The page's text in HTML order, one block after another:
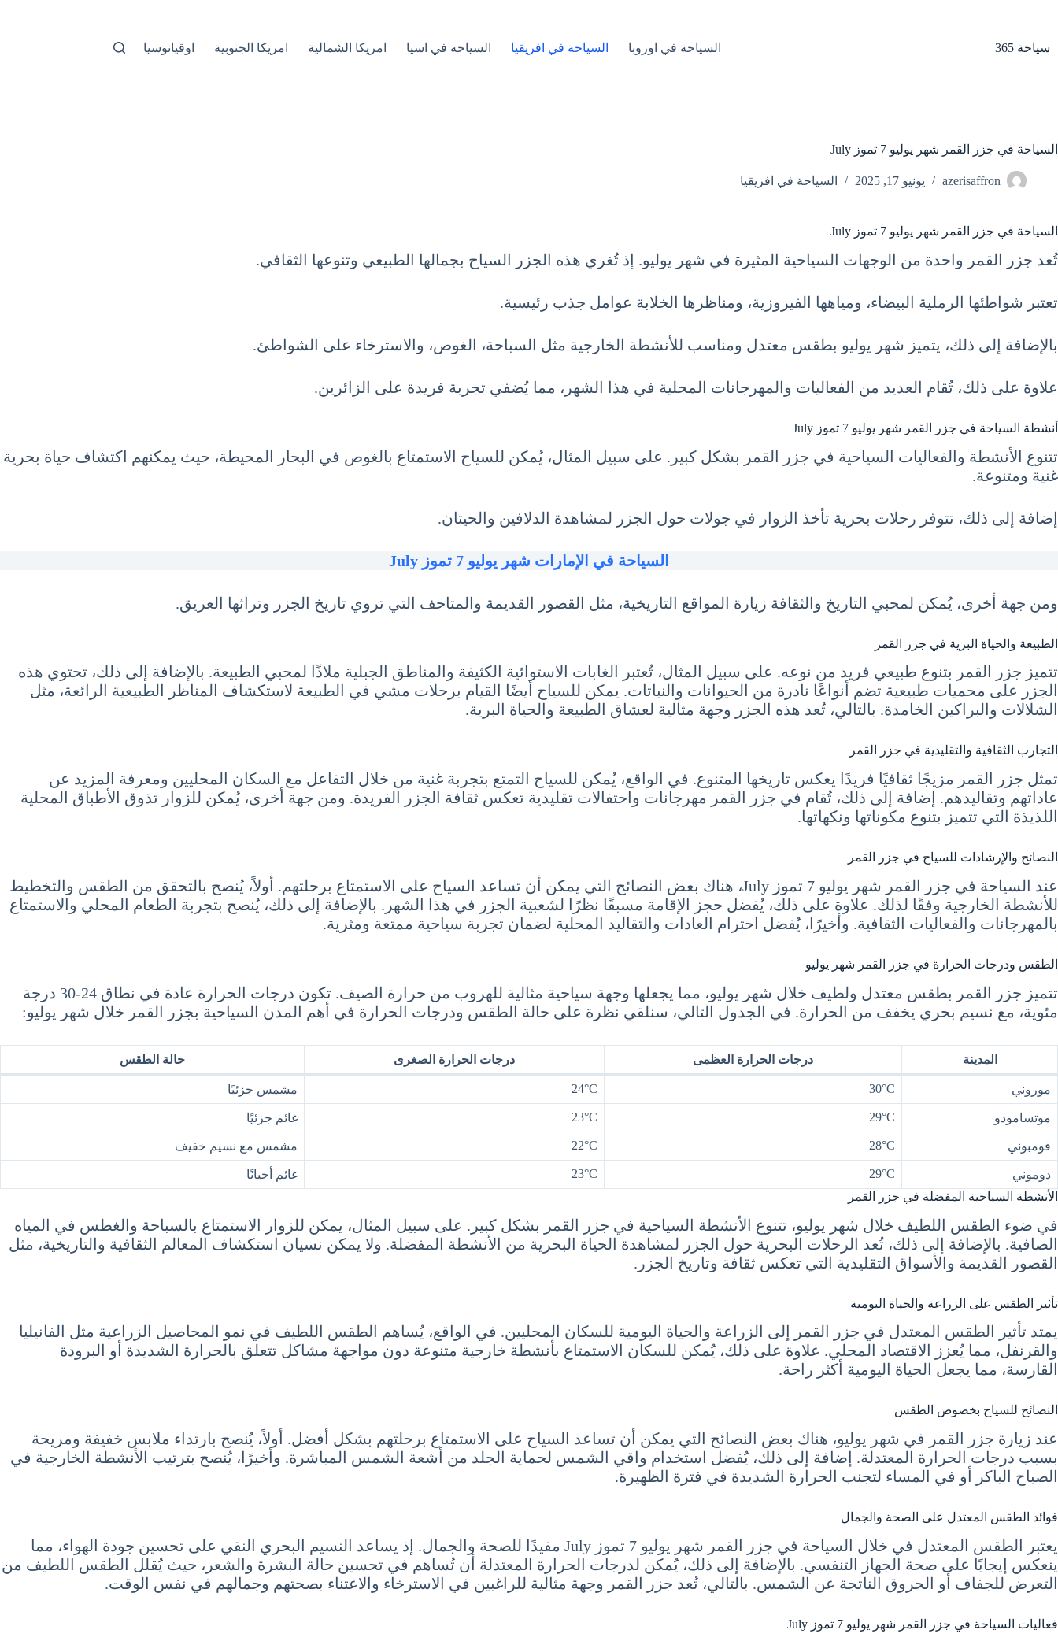
سياحة 365 السياحة في اوروبا السياحة في افريقيا السياحة في اسيا امريكا الشمالية امريكا الجنوبية اوقيانوسيا
السياحة في جزر القمر شهر يوليو 7 تموز July
azerisaffron يونيو 17, 2025 السياحة في افريقيا
السياحة في جزر القمر شهر يوليو 7 تموز July
تُعد جزر القمر واحدة من الوجهات السياحية المثيرة في شهر يوليو. إذ تُغري هذه الجزر السياح بجمالها الطبيعي وتنوعها الثقافي.
تعتبر شواطئها الرملية البيضاء، ومياهها الفيروزية، ومناظرها الخلابة عوامل جذب رئيسية.
بالإضافة إلى ذلك، يتميز شهر يوليو بطقس معتدل ومناسب للأنشطة الخارجية مثل السباحة، الغوص، والاسترخاء على الشواطئ.
علاوة على ذلك، تُقام العديد من الفعاليات والمهرجانات المحلية في هذا الشهر، مما يُضفي تجربة فريدة على الزائرين.
أنشطة السياحة في جزر القمر شهر يوليو 7 تموز July
تتنوع الأنشطة والفعاليات السياحية في جزر القمر بشكل كبير. على سبيل المثال، يُمكن للسياح الاستمتاع بالغوص في البحار المحيطة، حيث يمكنهم اكتشاف حياة بحرية
غنية ومتنوعة.
إضافة إلى ذلك، تتوفر رحلات بحرية تأخذ الزوار في جولات حول الجزر لمشاهدة الدلافين والحيتان.
السياحة في الإمارات شهر يوليو 7 تموز July
ومن جهة أخرى، يُمكن لمحبي التاريخ والثقافة زيارة المواقع التاريخية، مثل القصور القديمة والمتاحف التي تروي تاريخ الجزر وتراثها العريق.
الطبيعة والحياة البرية في جزر القمر
تتميز جزر القمر بتنوع طبيعي فريد من نوعه. على سبيل المثال، تُعتبر الغابات الاستوائية الكثيفة والمناطق الجبلية ملاذًا لمحبي الطبيعة. بالإضافة إلى ذلك، تحتوي هذه
الجزر على محميات طبيعية تضم أنواعًا نادرة من الحيوانات والنباتات. يمكن للسياح أيضًا القيام برحلات مشي في الطبيعة لاستكشاف المناظر الطبيعية الرائعة، مثل
الشلالات والبراكين الخامدة. بالتالي، تُعد هذه الجزر وجهة مثالية لعشاق الطبيعة والحياة البرية.
التجارب الثقافية والتقليدية في جزر القمر
تمثل جزر القمر مزيجًا ثقافيًا فريدًا يعكس تاريخها المتنوع. في الواقع، يُمكن للسياح التمتع بتجربة غنية من خلال التفاعل مع السكان المحليين ومعرفة المزيد عن
عاداتهم وتقاليدهم. إضافة إلى ذلك، تُقام في جزر القمر مهرجانات واحتفالات تقليدية تعكس ثقافة الجزر الفريدة. ومن جهة أخرى، يُمكن للزوار تذوق الأطباق المحلية
اللذيذة التي تتميز بتنوع مكوناتها ونكهاتها.
النصائح والإرشادات للسياح في جزر القمر
عند السياحة في جزر القمر شهر يوليو 7 تموز July، هناك بعض النصائح التي يمكن أن تساعد السياح على الاستمتاع برحلتهم. أولاً، يُنصح بالتحقق من الطقس والتخطيط
للأنشطة الخارجية وفقًا لذلك. علاوة على ذلك، يُفضل حجز الإقامة مسبقًا نظرًا لشعبية الجزر في هذا الشهر. بالإضافة إلى ذلك، يُنصح بتجربة الطعام المحلي والاستمتاع
بالمهرجانات والفعاليات الثقافية. وأخيرًا، يُفضل احترام العادات والتقاليد المحلية لضمان تجربة سياحية ممتعة ومثرية.
الطقس ودرجات الحرارة في جزر القمر شهر يوليو
تتميز جزر القمر بطقس معتدل ولطيف خلال شهر يوليو، مما يجعلها وجهة سياحية مثالية للهروب من حرارة الصيف. تكون درجات الحرارة عادة في نطاق 24-30 درجة
مئوية، مع نسيم بحري يخفف من الحرارة. في الجدول التالي، سنلقي نظرة على حالة الطقس ودرجات الحرارة في أهم المدن السياحية بجزر القمر خلال شهر يوليو:
المدينة درجات الحرارة العظمى درجات الحرارة الصغرى حالة الطقس
موروني 30°C
24°C مشمس جزئيًا
موتسامودو 29°C
23°C غائم جزئيًا
فومبوني 28°C
22°C مشمس مع نسيم خفيف
دوموني 29°C
23°C
غائم أحيانًا
الأنشطة السياحية المفضلة في جزر القمر
في ضوء الطقس اللطيف خلال شهر يوليو، تتنوع الأنشطة السياحية في جزر القمر بشكل كبير. على سبيل المثال، يمكن للزوار الاستمتاع بالسباحة والغطس في المياه
الصافية. بالإضافة إلى ذلك، تُعد الرحلات البحرية حول الجزر لمشاهدة الحياة البحرية من الأنشطة المفضلة. ولا يمكن نسيان استكشاف المعالم الثقافية والتاريخية، مثل
القصور القديمة والأسواق التقليدية التي تعكس ثقافة وتاريخ الجزر.
تأثير الطقس على الزراعة والحياة اليومية
يمتد تأثير الطقس المعتدل في جزر القمر إلى الزراعة والحياة اليومية للسكان المحليين. في الواقع، يُساهم الطقس اللطيف في نمو المحاصيل الزراعية مثل الفانيليا
والقرنفل، مما يُعزز الاقتصاد المحلي. علاوة على ذلك، يُمكن للسكان الاستمتاع بأنشطة خارجية متنوعة دون مواجهة مشاكل تتعلق بالحرارة الشديدة أو البرودة
القارسة، مما يجعل الحياة اليومية أكثر راحة.
النصائح للسياح بخصوص الطقس
عند زيارة جزر القمر في شهر يوليو، هناك بعض النصائح التي يمكن أن تساعد السياح على الاستمتاع برحلتهم بشكل أفضل. أولاً، يُنصح بارتداء ملابس خفيفة ومريحة
بسبب درجات الحرارة المعتدلة. إضافة إلى ذلك، يُفضل استخدام واقي الشمس لحماية الجلد من أشعة الشمس المباشرة. وأخيرًا، يُنصح بترتيب الأنشطة الخارجية في
الصباح الباكر أو في المساء لتجنب الحرارة الشديدة في فترة الظهيرة.
فوائد الطقس المعتدل على الصحة والجمال
يعتبر الطقس المعتدل في خلال السياحة في جزر القمر شهر يوليو 7 تموز July مفيدًا للصحة والجمال. إذ يساعد النسيم البحري النقي على تحسين جودة الهواء، مما
ينعكس إيجابًا على صحة الجهاز التنفسي. بالإضافة إلى ذلك، يُمكن لدرجات الحرارة المعتدلة أن تُساهم في تحسين حالة البشرة والشعر، حيث يُقلل الطقس اللطيف من
التعرض للجفاف أو الحروق الناتجة عن الشمس. بالتالي، تُعد جزر القمر وجهة مثالية للراغبين في الاسترخاء والاعتناء بصحتهم وجمالهم في نفس الوقت.
فعاليات السياحة في جزر القمر شهر يوليو 7 تموز July